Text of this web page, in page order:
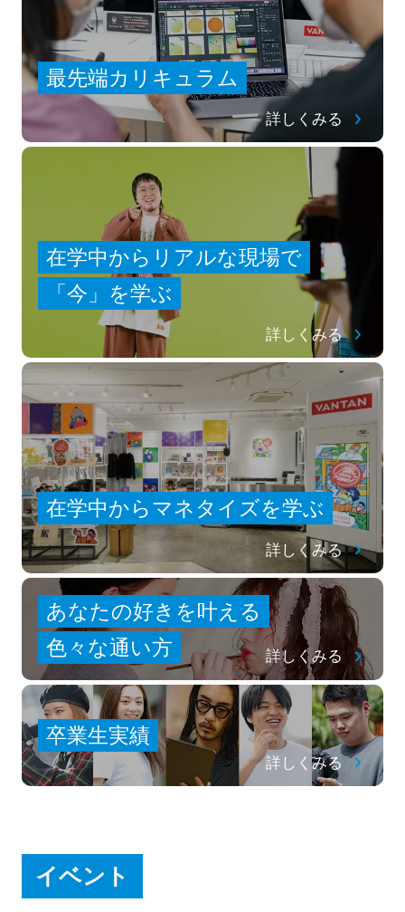
最先端カリキュラム
詳しくみる
在学中からリアルな現場で
「今」を学ぶ
詳しくみる
在学中からマネタイズを学ぶ
詳しくみる
あなたの好きを叶える
⾊々な通い⽅
詳しくみる
卒業生実績
詳しくみる
イベント